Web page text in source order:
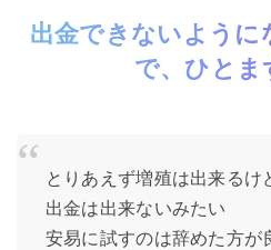
出金できないよう
で、ひとま
とりあえず増殖は出来るけ
出金は出来ないみたい
安易に試すのは辞めた方が